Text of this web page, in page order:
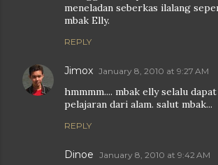
meneladan seberkas ilalang
mbak Elly.
REPLY
Jimox January 8, 2010 at 9:27 AM
hmmmm.... mbak elly selalu
pelajaran dari alam. salut mbak...
REPLY
Dinoe January 8, 2010 at 9:42 AM